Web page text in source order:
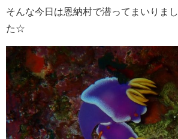
そんな今日は恩納村で潜ってまいりま
た☆